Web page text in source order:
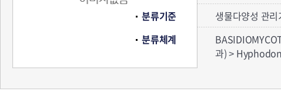
분류기준
생물다양성 관
분류체계
과) >